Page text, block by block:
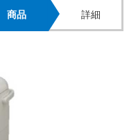
商品 詳細